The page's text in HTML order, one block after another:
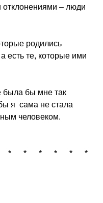
– люди
родились
есть те, которые ими
была бы мне так
я  сама не стала
человеком.
*      *      *      *      *      *